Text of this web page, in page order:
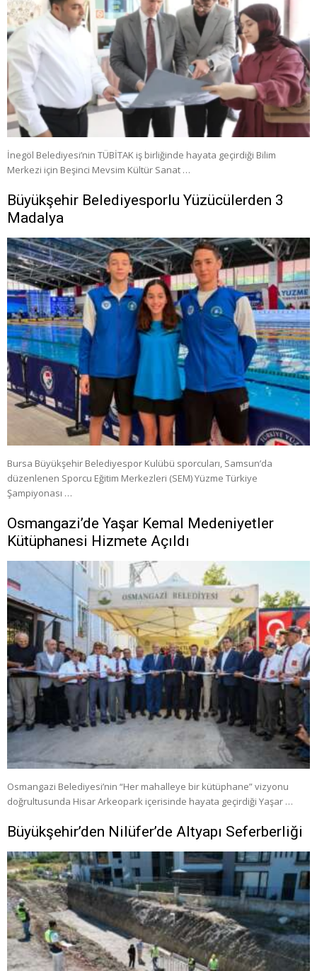
İnegöl Belediyesi’nin TÜBİTAK iş birliğinde hayata geçirdiği Bilim
Merkezi için Beşinci Mevsim Kültür Sanat …
Büyükşehir Belediyesporlu Yüzücülerden 3
Madalya
Bursa Büyükşehir Belediyespor Kulübü sporcuları, Samsun’da
düzenlenen Sporcu Eğitim Merkezleri (SEM) Yüzme Türkiye
Şampiyonası …
Osmangazi’de Yaşar Kemal Medeniyetler
Kütüphanesi Hizmete Açıldı
Osmangazi Belediyesi’nin “Her mahalleye bir kütüphane” vizyonu
doğrultusunda Hisar Arkeopark içerisinde hayata geçirdiği Yaşar …
Büyükşehir’den Nilüfer’de Altyapı Seferberliği